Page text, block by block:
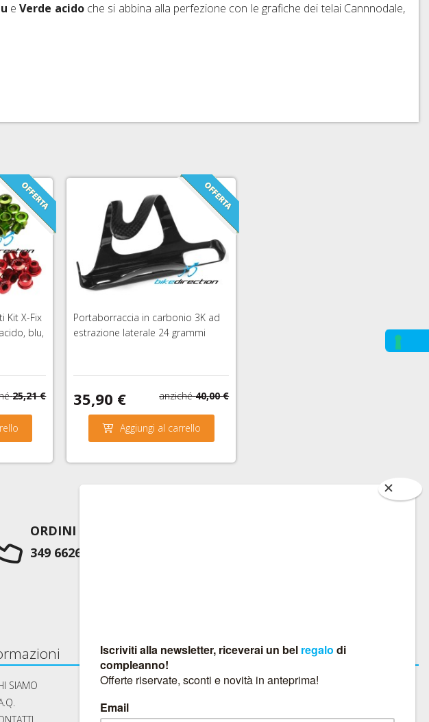
eVerde acidoche si abbina alla perfezione con le grafiche dei telai Cannnodale,
Kit X-Fix
blu,
25,21 €
Portaborraccia in carbonio 3K ad
estrazione laterale 24 grammi
35,90 € anziché 40,00 €
Aggiungi al carrello
ORDINI TELEFONICI
349 6626752
SIAMO
Contatti
BIKEDIRECTION S.A.S.